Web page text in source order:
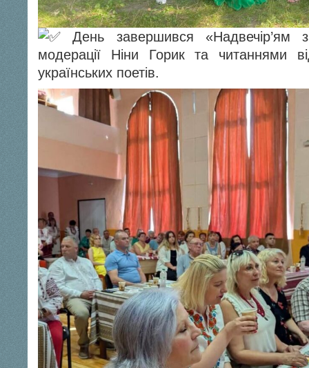
День завершився «Надвечір’ям
модерації Ніни Горик та читаннями
українських поетів.